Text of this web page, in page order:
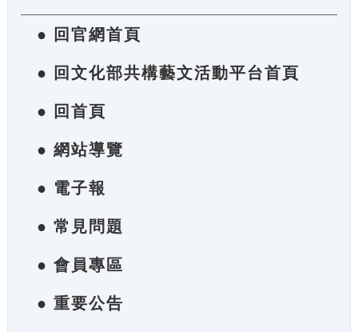
● 回官網首頁
● 回文化部共構藝文活動平台首頁
● 回首頁
● 網站導覽
● 電子報
● 常見問題
● 會員專區
● 重要公告